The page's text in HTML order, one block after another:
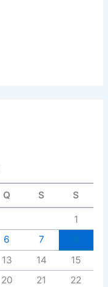
Q S S
1
6 7
13 14
15
20 21
22